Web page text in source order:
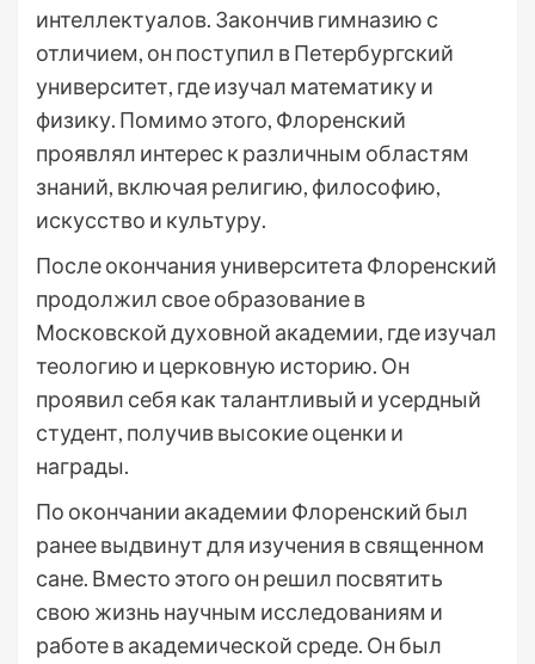
интеллектуалов. Закончив гимназию с
отличием, он поступил в Петербургский
университет, где изучал математику и
физику. Помимо этого, Флоренский
проявлял интерес к различным областям
знаний, включая религию, философию,
искусство и культуру.
После окончания университета Флоренский
продолжил свое образование в
Московской духовной академии, где изучал
теологию и церковную историю. Он
проявил себя как талантливый и усердный
студент, получив высокие оценки и
награды.
По окончании академии Флоренский был
ранее выдвинут для изучения в священном
сане. Вместо этого он решил посвятить
свою жизнь научным исследованиям и
работе в академической среде. Он был